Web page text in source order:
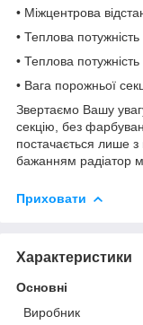
• Міжцентрова
• Теплова
• Теплова
• Вага порожньої
Звертаємо Вашу
секцію, без
постачається лише
бажанням радіатор
Приховати
Характеристики
Основні
Виробник